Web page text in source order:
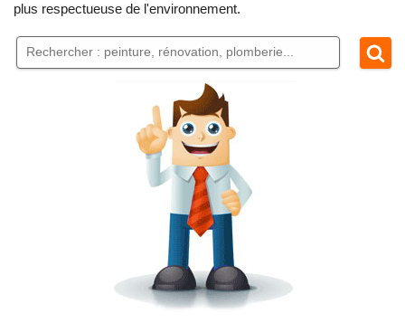
plus respectueuse de l'environnement.